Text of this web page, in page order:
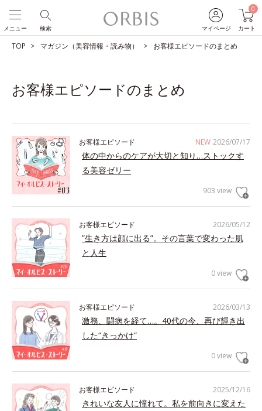
マイページ
0
カート
検索
メニュー
TOP マガジン（美容情報・読み物） お客様エピソードのまとめ
お客様エピソードのまとめ
NEW 2026/07/17
お客様エピソード
体の中からのケアが大切と知り…ストックす
る美容ゼリー
903 view
2026/05/12
お客様エピソード
”生き方は顔に出る”。その言葉で変わった肌
と人生
0 view
2026/03/13
お客様エピソード
激務、闘病を経て…。40代の今、再び輝き出
した“きっかけ”
0 view
2025/12/16
お客様エピソード
きれいな友人に憧れて。私を前向きに変えた